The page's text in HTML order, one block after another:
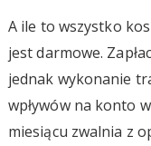
A ile to wszystko
jest darmowe.
jednak wykonanie
wpływów na konto
miesiącu zwalnia z